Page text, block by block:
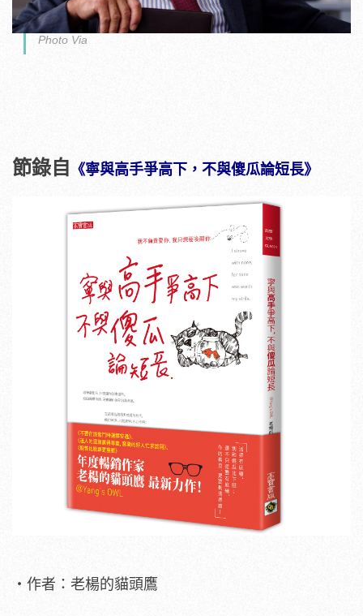
Photo Via
節錄自 《寧與高手爭高下，不與傻瓜論短長》
・作者：老楊的貓頭鷹